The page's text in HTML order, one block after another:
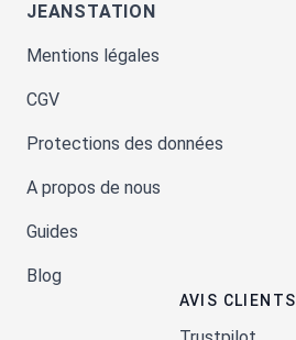
JEANSTATION
Mentions légales
CGV
Protections des données
A propos de nous
Guides
Blog
AVIS CLIENTS